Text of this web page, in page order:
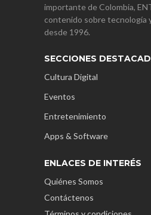
importante de Colombia,
contenido sobre tecnología
desde 1996.
SECCIONES
Cultura Digital
Eventos
Entretenimiento
Apps & Software
ENLACES DE INTERÉS
Quiénes Somos
Contáctenos